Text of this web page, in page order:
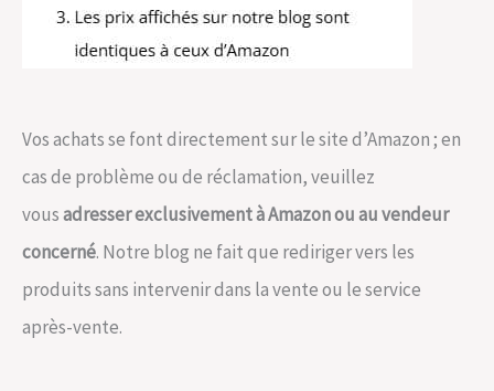
Vos achats se font directement sur le site d’Amazon ; en
cas de problème ou de réclamation, veuillez
vousadresser exclusivement à Amazon ou au vendeur
concerné. Notre blog ne fait que rediriger vers les
produits sans intervenir dans la vente ou le service
après-vente.